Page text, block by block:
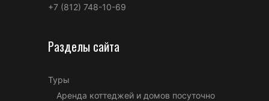
+7 (812) 748-10-69
Разделы сайта
Туры
Аренда коттеджей и домов посуточно